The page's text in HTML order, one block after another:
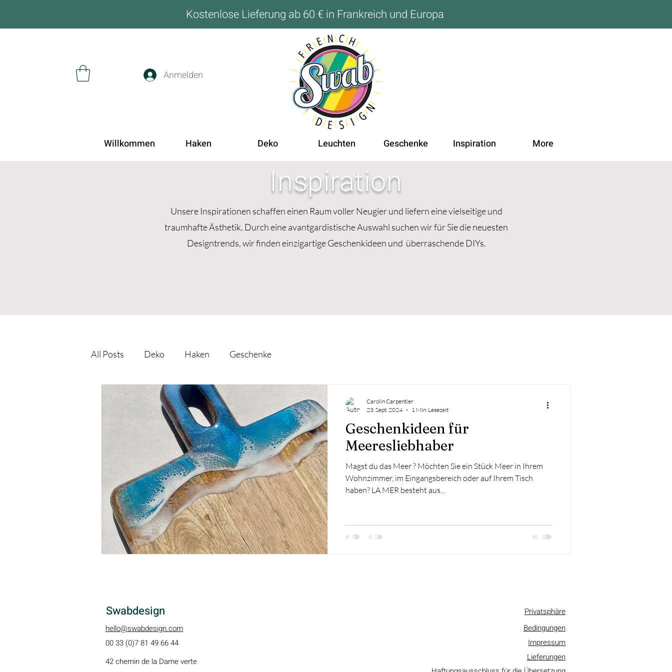
Kostenlose Lieferung ab 60 € in Frankreich und Europa
Anmelden
Willkommen Haken Deko Leuchten Geschenke Inspiration More
Inspiration
Unsere Inspirationen schaffen einen Raum voller Neugier und liefern eine vielseitige und
traumhafte Ästhetik. Durch eine avantgardistische Auswahl suchen wir für Sie die neuesten
Designtrends, wir finden einzigartige Geschenkideen und überraschende DIYs.
All Posts Deko Haken Geschenke
Geschenkideen für
Meeresliebhaber
Magst du das Meer ? Möchten Sie ein Stück Meer in Ihrem
Wohnzimmer, im Eingangsbereich oder auf Ihrem Tisch
haben? LA MER besteht aus...
Carolin Carpentier
23. Sept. 2024
1 Min. Lesezeit
Swabdesign
hello@swabdesign.com
00 33 (0)7 81 49 66 44
42 chemin de la Dame verte
Privatsphäre
Bedingungen
Impressum
Lieferungen